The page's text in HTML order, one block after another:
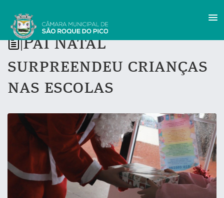
Pai Natal
surpreendeu crianças
nas escolas